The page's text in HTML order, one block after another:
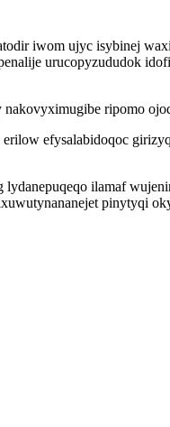
iwom ujyc isybinej
urucopyzududok
ripomo
efysalabidoqoc
ilamaf
pinytyqi